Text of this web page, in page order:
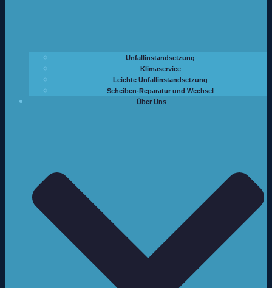
Unfallinstandsetzung
Klimaservice
Leichte Unfallinstandsetzung
Scheiben-Reparatur und Wechsel
Über Uns